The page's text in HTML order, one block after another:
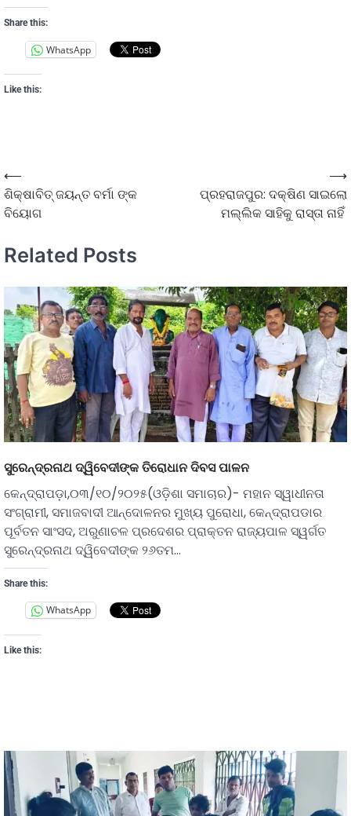
Share this:
WhatsApp
Like this:
⟵
ଶିକ୍ଷାବିତ୍ ଜୟନ୍ତ ବର୍ମା ଙ୍କ
ବିୟୋଗ
ପ୍ରହରାଜପୁର: ଦକ୍ଷିଣ ସାଇଲୋ
ମଲ୍ଲିକ ସାହିକୁ ରାସ୍ତା ନାହିଁ
⟶
Related Posts
ସୁରେନ୍ଦ୍ରନାଥ ଦ୍ୱିବେଦୀଙ୍କ ତିରୋଧାନ ଦିବସ ପାଳନ
କେନ୍ଦ୍ରାପଡ଼ା,୦୩/୧୦/୨୦୨୫(ଓଡ଼ିଶା ସମାଚାର)- ମହାନ ସ୍ୱାଧୀନତା
ସଂଗ୍ରାମୀ, ସମାଜବାଦୀ ଆନ୍ଦୋଳନର ମୁଖ୍ୟ ପୁରୋଧା, କେନ୍ଦ୍ରାପଡାର
ପୂର୍ବତନ ସାଂସଦ, ଅରୁଣାଚଳ ପ୍ରଦେଶର ପ୍ରାକ୍ତନ ରାଜ୍ୟପାଳ ସ୍ୱର୍ଗତ
ସୁରେନ୍ଦ୍ରନାଥ ଦ୍ୱିବେଦୀଙ୍କ ୨୬ତମ…
Share this:
WhatsApp
Like this: